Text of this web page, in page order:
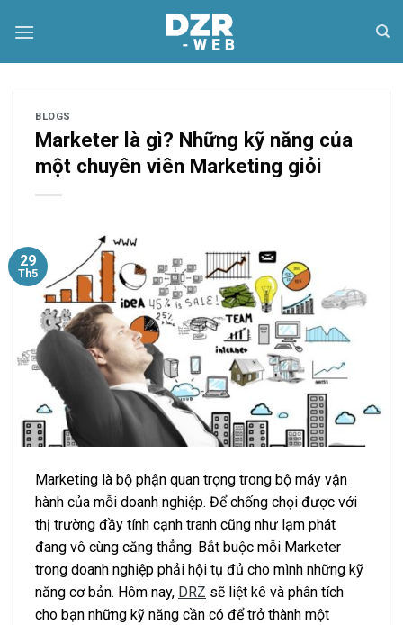
BLOGS
Marketer là gì? Những kỹ năng của
một chuyên viên Marketing giỏi
29
Th5
Marketing là bộ phận quan trọng trong bộ máy vận
hành của mỗi doanh nghiệp. Để chống chọi được với
thị trường đầy tính cạnh tranh cũng như lạm phát
đang vô cùng căng thẳng. Bắt buộc mỗi Marketer
trong doanh nghiệp phải hội tụ đủ cho mình những kỹ
năng cơ bản. Hôm nay, DRZ sẽ liệt kê và phân tích
cho bạn những kỹ năng cần có để trở thành một